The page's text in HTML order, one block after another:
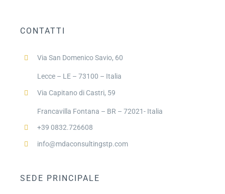
CONTATTI
Via San Domenico Savio, 60
Lecce – LE – 73100 – Italia
Via Capitano di Castri, 59
Francavilla Fontana – BR – 72021- Italia
+39 0832.726608
info@mdaconsultingstp.com
SEDE PRINCIPALE